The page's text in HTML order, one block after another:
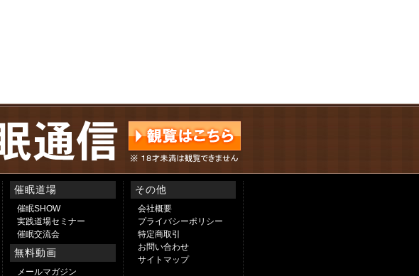
催眠道場
催眠SHOW
実践道場セミナー
催眠交流会
無料動画
メールマガジン
その他
会社概要
プライバシーポリシー
特定商取引
お問い合わせ
サイトマップ